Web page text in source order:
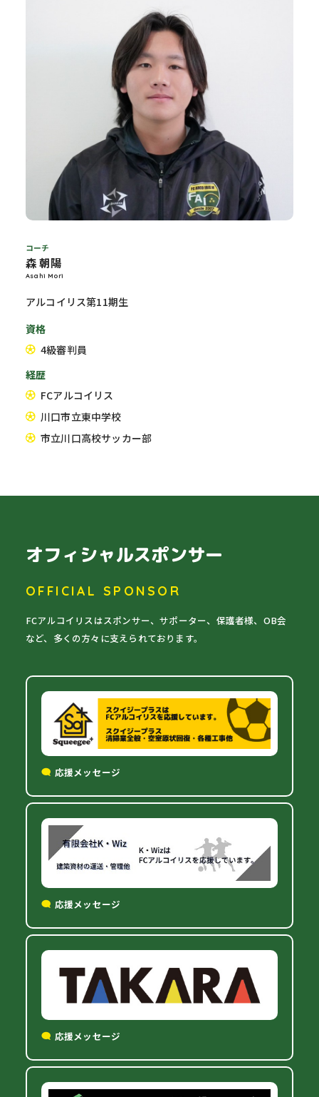
コーチ
森 朝陽
Asahi Mori
アルコイリス第11期生
資格
4級審判員
経歴
FCアルコイリス
川口市立東中学校
市立川口高校サッカー部
オフィシャルスポンサー
OFFICIAL SPONSOR
FCアルコイリスはスポンサー、サポーター、保護者様、OB会
など、多くの方々に支えられております。
応援メッセージ
応援メッセージ
応援メッセージ